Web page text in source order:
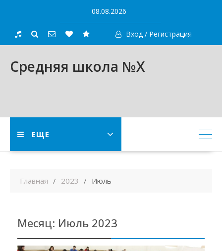
content
08.08.2026
Вход / Регистрация
Средняя школа №X
ЕЩЕ
Главная 2023 Июль
Месяц: Июль 2023